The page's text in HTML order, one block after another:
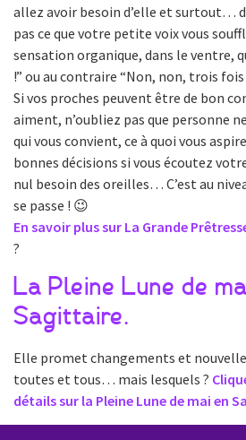
allez avoir besoin d’elle et surtout…
pas ce que votre petite voix vous
sensation organique, dans le ventre,
!” ou au contraire “Non, non, trois fois
Si vos proches peuvent être de bon
aiment, n’oubliez pas que personne
qui vous convient, ce à quoi vous
bonnes décisions si vous écoutez
nul besoin des oreilles… C’est au
se passe ! 😉
En savoir plus sur La Grande
?
La Pleine Lune de
Sagittaire.
Elle promet changements et
toutes et tous… mais lesquels ?
détails sur la Pleine Lune de mai en